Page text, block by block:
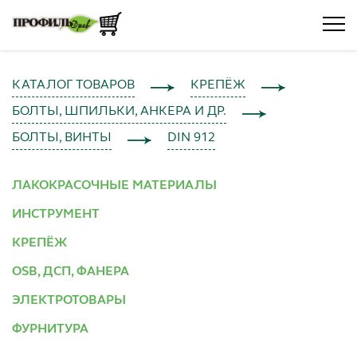
КАТАЛОГ ТОВАРОВ КРЕПЁЖ
БОЛТЫ, ШПИЛЬКИ, АНКЕРА И ДР.
БОЛТЫ, ВИНТЫ DIN 912
ЛАКОКРАСОЧНЫЕ МАТЕРИАЛЫ
ИНСТРУМЕНТ
КРЕПЁЖ
OSB, ДСП, ФАНЕРА
ЭЛЕКТРОТОВАРЫ
ФУРНИТУРА